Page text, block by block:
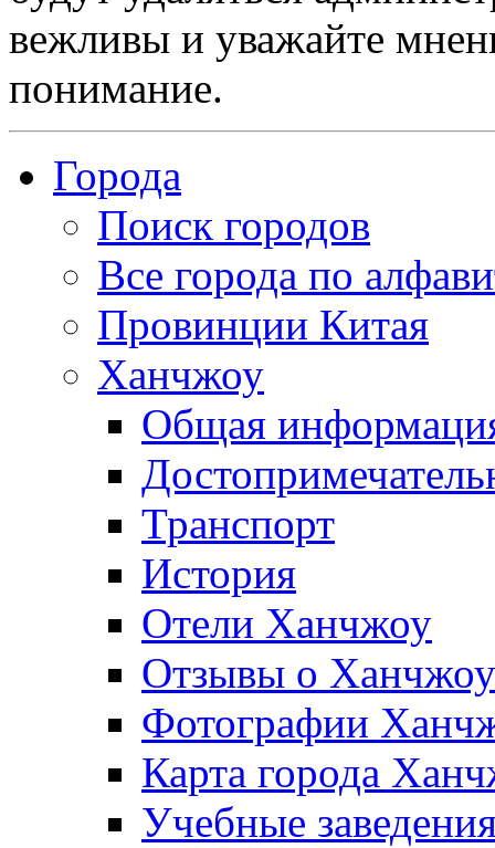
вежливы и уважайте
понимание.
Города
Поиск городов
Все города по
Провинции Китая
Ханчжоу
Общая
Транспорт
История
Отели Ханчжоу
Отзывы о Ханчжоу
Фотографии
Карта города
Учебные